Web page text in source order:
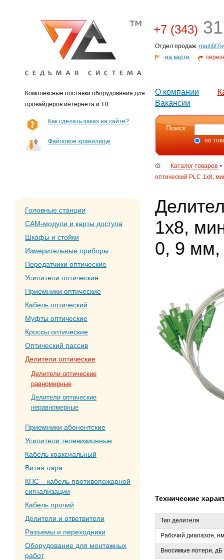
Комплексные поставки оборудования для
провайдеров интернета и ТВ
+7 (343)
Отдел продаж:
на карте
О компании
Вакансии
Как сделать заказ на сайте?
Файловое хранилище
Поиск:
по
Каталог товаров
оптический PLC 1х8,
Головные станции
CAM-модули и карты доступа
Шкафы и стойки
Измерительные приборы
Передатчики оптические
Усилители оптические
Приемники оптические
Кабель оптический
Муфты оптические
Кроссы оптические
Оптический пассив
Делители оптические
Делители оптические
равномерные
Делители оптические
неравномерные
Приемники абонентские
Усилители телевизионные
Кабель коаксиальный
Витая пара
КПС – кабель противопожарной
сигнализации
Кабель прочий
Делители и ответвители
Разъемы и переходники
Оборудование для монтажных
работ
1х8,
0, 9 мм,
Технические
Тип делителя
Рабочий диапазон, нм
Вносимые потери, дБ